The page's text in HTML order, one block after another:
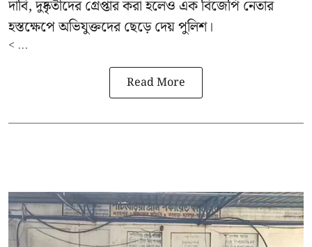
দাবি, দুষ্কৃতীদের গ্রেপ্তার করা হলেও এক বিজেপি নেতার
হস্তক্ষেপে অভিযুক্তদের ছেড়ে দেয় পুলিশ।
< ...
Read More